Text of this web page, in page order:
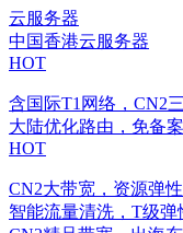
云服务器
中国香港云服务器
HOT
含国际T1网络，CN2
大陆优化路由，免备
HOT
CN2大带宽，资源弹
智能流量清洗，T级弹